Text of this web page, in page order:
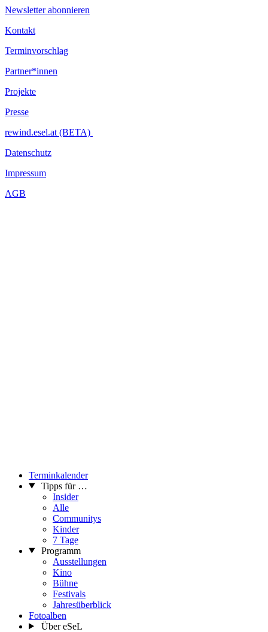
Newsletter abonnieren
Kontakt
Terminvorschlag
Partner*innen
Projekte
Presse
rewind.esel.at (BETA)
Datenschutz
Impressum
AGB
Terminkalender
Tipps für …
Insider
Alle
Communitys
Kinder
7 Tage
Programm
Ausstellungen
Kino
Bühne
Festivals
Jahresüberblick
Fotoalben
Über eSeL